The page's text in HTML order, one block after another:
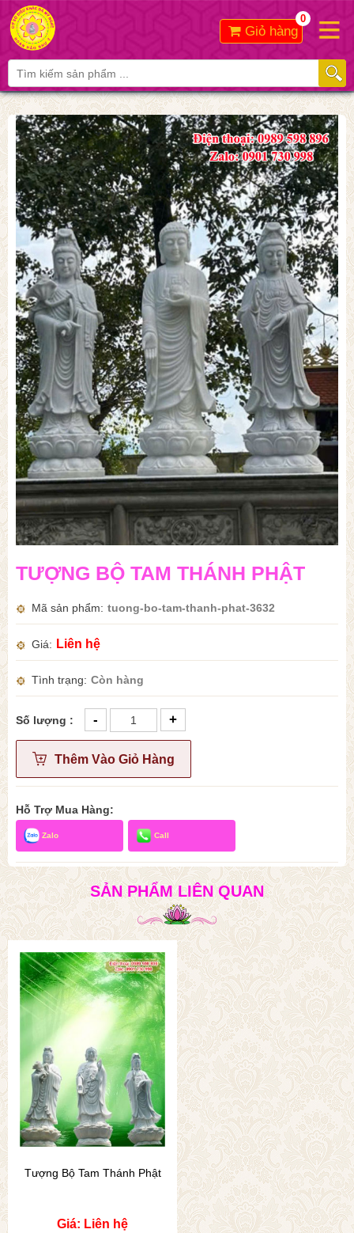
Giỏ hàng
0
TƯỢNG BỘ TAM THÁNH PHẬT
Mã sản phẩm tuong-bo-tam-thanh-phat-3632
Giá Liên hệ
Tình trạng Còn hàng
Số lượng : - +
Thêm Vào Giỏ Hàng
Hỗ Trợ Mua Hàng:
Zalo Call
SẢN PHẨM LIÊN QUAN
Tượng Bộ Tam Thánh Phật
Giá: Liên hệ